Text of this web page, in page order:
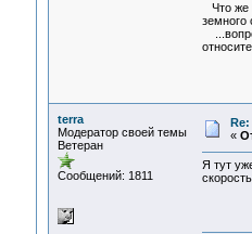
Что же
земного
terra
Модератор своей темы
Ветеран
Сообщений: 1811
«
Я тут